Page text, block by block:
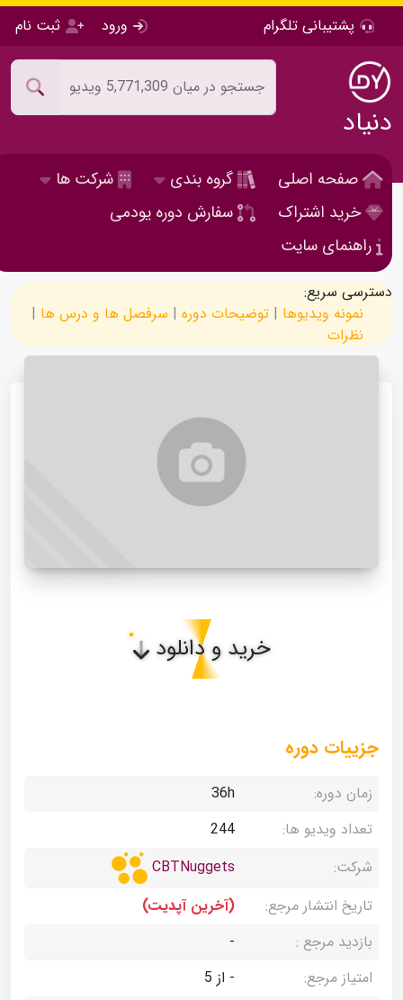
پشتیبانی تلگرام ورود ثبت نام
دنیاد
صفحه اصلی گروه بندی
شرکت ها
خرید اشتراک
سفارش دوره یودمی
راهنمای سایت
دسترسی سریع:
نمونه ویدیوها| توضیحات دوره| سرفصل ها و درس ها|
نظرات
خرید و دانلود
جزییات دوره
زمان دوره:
36h
تعداد ویدیو ها:
244
شرکت:
CBTNuggets
تاریخ انتشار مرجع:
(آخرین آپدیت)
بازدید مرجع :
امتیاز مرجع:
- از 5